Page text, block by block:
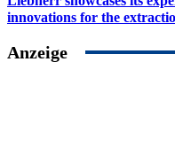
innovations for the
Anzeige